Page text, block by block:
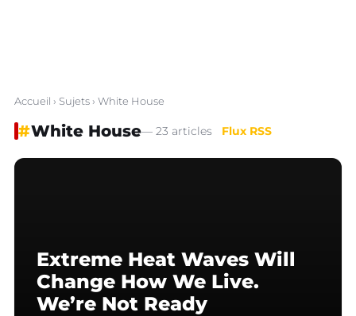
Accueil › Sujets› White House
#White House— 23 articles Flux RSS
Extreme Heat Waves Will
Change How We Live.
We’re Not Ready